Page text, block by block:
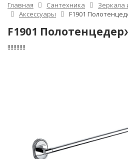
Главная Сантехника
Зеркала
Аксессуары
F1901
F1901
!!!!!!!!!!!!